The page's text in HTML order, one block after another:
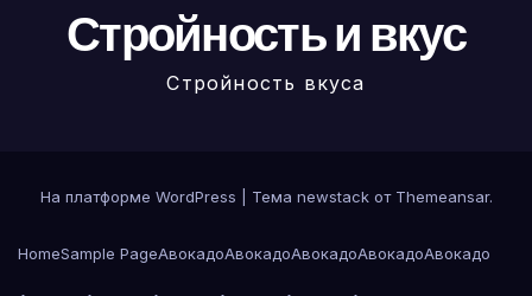
Стройность и вкус
Стройность вкуса
На платформе WordPress Тема newstack от Themeansar.
HomeSample PageАвокадоАвокадоАвокадоАвокадоАвокадо